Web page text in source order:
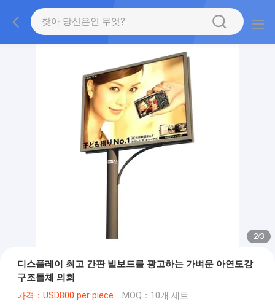
2/3
디스플레이 최고 간판 빌보드를 광고하는 가벼운 아연도강
구조틀체 의회
가격：USD800 per piece MOQ：10개 세트